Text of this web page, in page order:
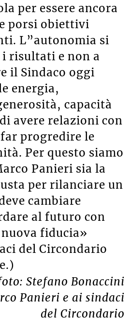
per essere ancora
porsi obiettivi
L”autonomia si
i risultati e non a
il Sindaco oggi
energia,
capacità
avere relazioni con
progredire le
Per questo siamo
Panieri sia la
per rilanciare un
cambiare
al futuro con
fiducia»
del Circondario
Stefano Bonaccini
Panieri e ai sindaci
del Circondario